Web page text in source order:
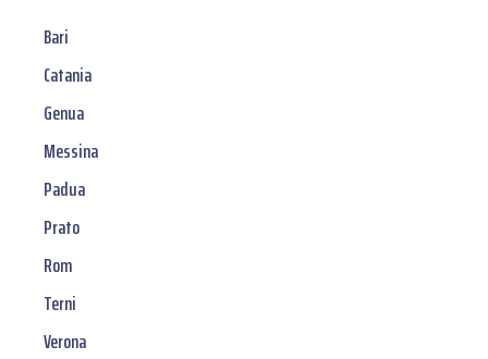
Bari
Catania
Genua
Messina
Padua
Prato
Rom
Terni
Verona